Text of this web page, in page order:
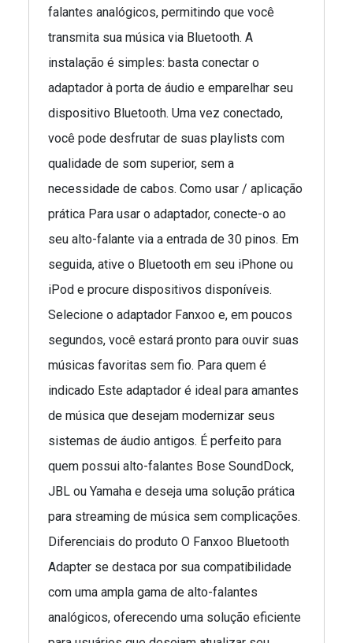
falantes analógicos, permitindo que você
transmita sua música via Bluetooth. A
instalação é simples: basta conectar o
adaptador à porta de áudio e emparelhar seu
dispositivo Bluetooth. Uma vez conectado,
você pode desfrutar de suas playlists com
qualidade de som superior, sem a
necessidade de cabos. Como usar / aplicação
prática Para usar o adaptador, conecte-o ao
seu alto-falante via a entrada de 30 pinos. Em
seguida, ative o Bluetooth em seu iPhone ou
iPod e procure dispositivos disponíveis.
Selecione o adaptador Fanxoo e, em poucos
segundos, você estará pronto para ouvir suas
músicas favoritas sem fio. Para quem é
indicado Este adaptador é ideal para amantes
de música que desejam modernizar seus
sistemas de áudio antigos. É perfeito para
quem possui alto-falantes Bose SoundDock,
JBL ou Yamaha e deseja uma solução prática
para streaming de música sem complicações.
Diferenciais do produto O Fanxoo Bluetooth
Adapter se destaca por sua compatibilidade
com uma ampla gama de alto-falantes
analógicos, oferecendo uma solução eficiente